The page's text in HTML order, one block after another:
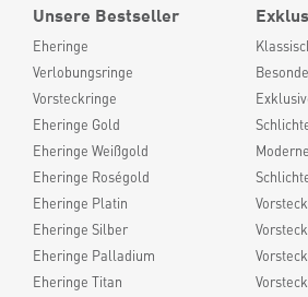
Unsere Bestseller
Eheringe
Verlobungsringe
Vorsteckringe
Eheringe Gold
Eheringe Weißgold
Eheringe Roségold
Eheringe Platin
Eheringe Silber
Eheringe Palladium
Eheringe Titan